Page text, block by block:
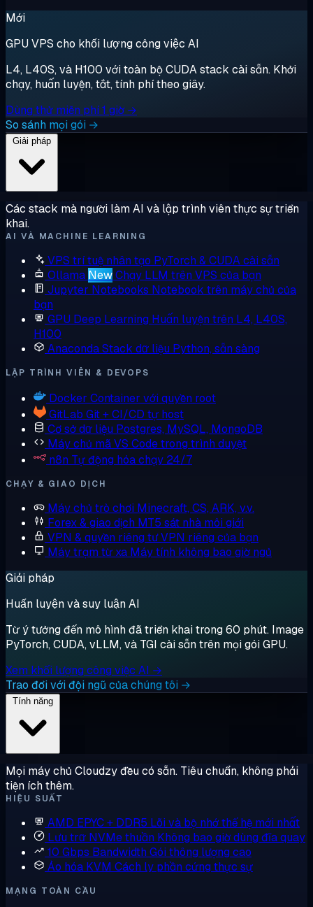
Mới
GPU VPS cho khối lượng công việc AI
L4, L40S, và H100 với toàn bộ CUDA stack cài sẵn. Khởi
chạy, huấn luyện, tắt, tính phí theo giây.
Dùng thử miễn phí 1 giờ →
So sánh mọi gói →
Các stack mà người làm AI và lập trình viên thực sự triển
khai.
AI VÀ MACHINE LEARNING
VPS trí tuệ nhân tạo PyTorch & CUDA cài sẵn
Ollama NewChạy LLM trên VPS của bạn
Jupyter Notebooks Notebook trên máy chủ của
bạn
GPU Deep Learning Huấn luyện trên L4, L40S,
H100
AnacondaStack dữ liệu Python, sẵn sàng
LẬP TRÌNH VIÊN & DEVOPS
Docker Container với quyền root
GitLab Git + CI/CD tự host
Cơ sở dữ liệu Postgres, MySQL, MongoDB
Máy chủ mãVS Code trong trình duyệt
n8n Tự động hóa chạy 24/7
CHẠY & GIAO DỊCH
Máy chủ trò chơi Minecraft, CS, ARK, v.v.
Forex & giao dịch MT5 sát nhà môi giới
VPN & quyền riêng tưVPN riêng của bạn
Máy trạm từ xa Máy tính không bao giờ ngủ
Giải pháp
Huấn luyện và suy luận AI
Từ ý tưởng đến mô hình đã triển khai trong 60 phút. Image
PyTorch, CUDA, vLLM, và TGI cài sẵn trên mọi gói GPU.
Xem khối lượng công việc AI →
Trao đổi với đội ngũ của chúng tôi →
Mọi máy chủ Cloudzy đều có sẵn. Tiêu chuẩn, không phải
tiện ích thêm.
HIỆU SUẤT
AMD EPYC + DDR5 Lõi và bộ nhớ thế hệ mới nhất
Lưu trữ NVMe thuần Không bao giờ dùng đĩa quay
10 Gbps Bandwidth Gói thông lượng cao
Ảo hóa KVM Cách ly phần cứng thực sự
MẠNG TOÀN CẦU